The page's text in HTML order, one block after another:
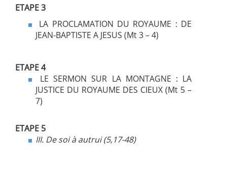
ETAPE 3
LA PROCLAMATION DU ROYAUME : DE
JEAN-BAPTISTE A JESUS (Mt 3 – 4)
ETAPE 4
LE SERMON SUR LA MONTAGNE : LA
JUSTICE DU ROYAUME DES CIEUX (Mt 5 –
7)
ETAPE 5
III. De soi à autrui (5,17-48)